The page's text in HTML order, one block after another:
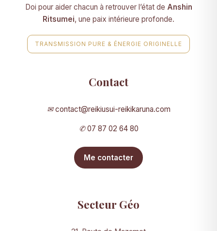
Doi pour aider chacun à retrouver l’état de Anshin
Ritsumei, une paix intérieure profonde.
TRANSMISSION PURE & ÉNERGIE ORIGINELLE
Contact
✉ contact@reikiusui-reikikaruna.com
✆ 07 87 02 64 80
Me contacter
Secteur Géo